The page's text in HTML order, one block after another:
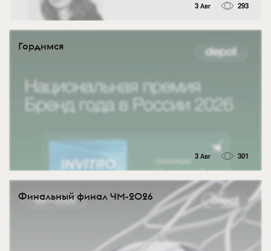
3 Авг 293
Гордимся
3 Авг 301
Финальный финал ЧМ-2026